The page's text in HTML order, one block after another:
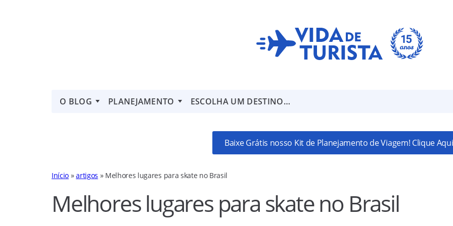
O BLOG PLANEJAMENTO ESCOLHA UM DESTINO…
Baixe Grátis nosso Kit de Planejamento de Viagem! Clique
Início »artigos » Melhores lugares para skate no Brasil
Melhores lugares para skate no Brasil